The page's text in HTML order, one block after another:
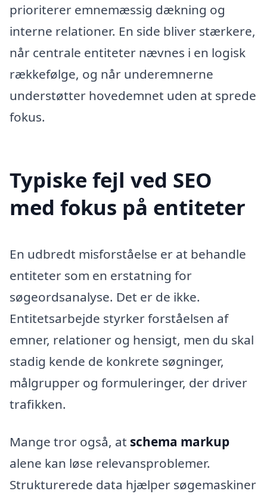
prioriterer emnemæssig dækning og
interne relationer. En side bliver stærkere,
når centrale entiteter nævnes i en logisk
rækkefølge, og når underemnerne
understøtter hovedemnet uden at sprede
fokus.
Typiske fejl ved SEO
med fokus på entiteter
En udbredt misforståelse er at behandle
entiteter som en erstatning for
søgeordsanalyse. Det er de ikke.
Entitetsarbejde styrker forståelsen af
emner, relationer og hensigt, men du skal
stadig kende de konkrete søgninger,
målgrupper og formuleringer, der driver
trafikken.
Mange tror også, at schema markup
alene kan løse relevansproblemer.
Strukturerede data hjælper søgemaskiner